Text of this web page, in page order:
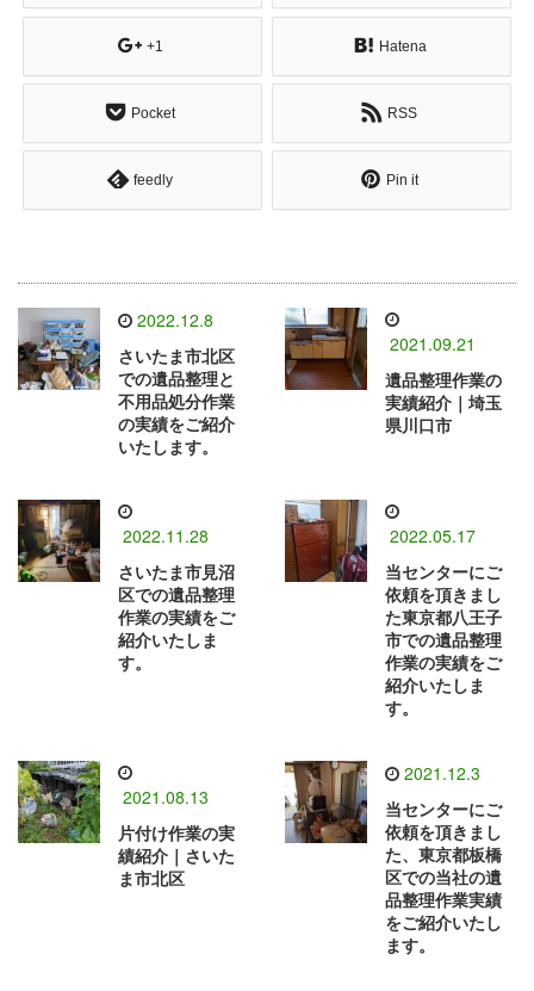
+1 Hatena
Pocket RSS
feedly Pin it
2022.12.8
さいたま市北区
での遺品整理と
不用品処分作業
の実績をご紹介
いたします。
2021.09.21
遺品整理作業の
実績紹介｜埼玉
県川口市
2022.11.28
さいたま市見沼
区での遺品整理
作業の実績をご
紹介いたしま
す。
2022.05.17
当センターにご
依頼を頂きまし
た東京都八王子
市での遺品整理
作業の実績をご
紹介いたしま
す。
2021.08.13
片付け作業の実
績紹介｜さいた
ま市北区
2021.12.3
当センターにご
依頼を頂きまし
た、東京都板橋
区での当社の遺
品整理作業実績
をご紹介いたし
ます。